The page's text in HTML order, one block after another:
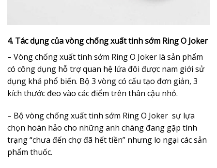
4. Tác dụng của vòng chống xuất tinh sớm Ring O Joker
– Vòng chống xuất tinh sớm Ring O Joker là sản phẩm
có công dụng hỗ trợ quan hệ lứa đôi được nam giới sử
dụng khá phổ biến. Bộ 3 vòng có cấu tạo đơn giản, 3
kích thước đeo vào các điểm trên thân cậu nhỏ.
– Bộ vòng chống xuất tinh sớm Ring O Joker sự lựa
chọn hoàn hảo cho những anh chàng đang gặp tình
trạng “chưa đến chợ đã hết tiền” nhưng lo ngại các sản
phẩm thuốc.